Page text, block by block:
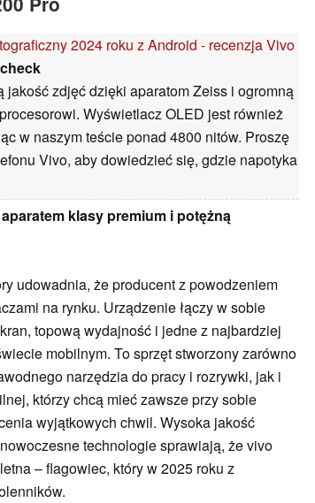
2024 roku z Android - recenzja Vivo
zdjęć dzięki aparatom Zeiss i ogromną
Wyświetlacz OLED jest również
w naszym teście ponad 4800 nitów. Proszę
Vivo, aby dowiedzieć się, gdzie napotyka
klasy premium i potężną
udowadnia, że producent z powodzeniem
na rynku. Urządzenie łączy w sobie
topową wydajność i jedne z najbardziej
mobilnym. To sprzęt stworzony zarówno
narzędzia do pracy i rozrywki, jak i
którzy chcą mieć zawsze przy sobie
wyjątkowych chwil. Wysoka jakość
technologie sprawiają, że vivo
– flagowiec, który w 2025 roku z